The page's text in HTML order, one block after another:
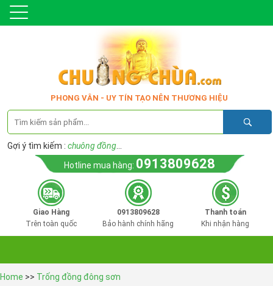
PHONG VÂN - UY TÍN TẠO NÊN THƯƠNG HIỆU
Gợi ý tìm kiếm : chuông đồng
Hotline mua hàng: 0913809628
Giao Hàng
Trên toàn quốc
0913809628
Bảo hành chính hãng
Thanh toán
Khi nhận hàng
Home >> Trống đồng đông sơn